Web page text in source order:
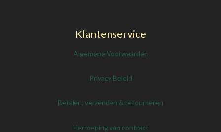
Klantenservice
Algemene Voorwaarden
Privacy Beleid
Betalen, verzenden & retourneren
Herroeping van contract